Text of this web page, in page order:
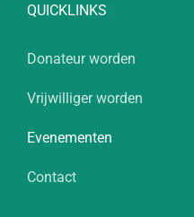
QUICKLINKS
Donateur worden
Vrijwilliger worden
Evenementen
Contact